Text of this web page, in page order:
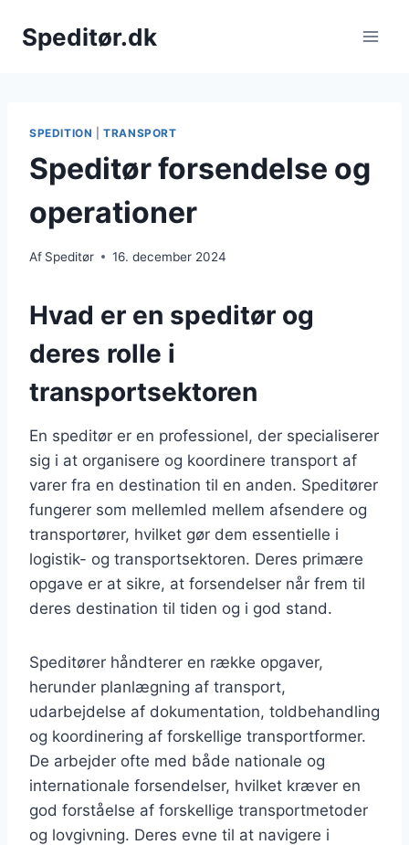
Speditør.dk
SPEDITION |TRANSPORT
Speditør forsendelse og
operationer
Af Speditør 16. december 2024
Hvad er en speditør og
deres rolle i
transportsektoren
En speditør er en professionel, der specialiserer
sig i at organisere og koordinere transport af
varer fra en destination til en anden. Speditører
fungerer som mellemled mellem afsendere og
transportører, hvilket gør dem essentielle i
logistik- og transportsektoren. Deres primære
opgave er at sikre, at forsendelser når frem til
deres destination til tiden og i god stand.
Speditører håndterer en række opgaver,
herunder planlægning af transport,
udarbejdelse af dokumentation, toldbehandling
og koordinering af forskellige transportformer.
De arbejder ofte med både nationale og
internationale forsendelser, hvilket kræver en
god forståelse af forskellige transportmetoder
og lovgivning. Deres evne til at navigere i